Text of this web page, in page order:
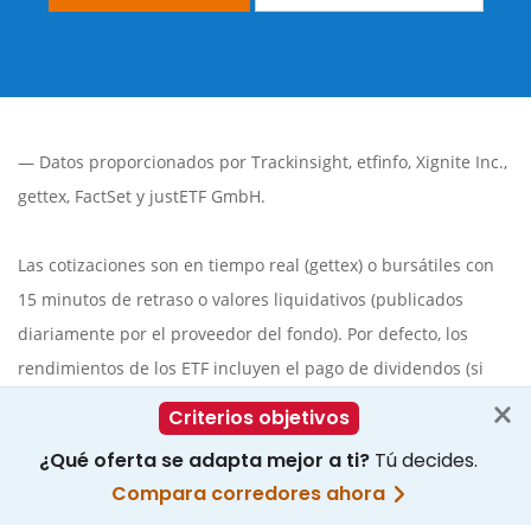
— Datos proporcionados por Trackinsight, etfinfo, Xignite Inc.,
gettex, FactSet y justETF GmbH.
Las cotizaciones son en tiempo real (gettex) o bursátiles con
15 minutos de retraso o valores liquidativos (publicados
diariamente por el proveedor del fondo). Por defecto, los
rendimientos de los ETF incluyen el pago de dividendos (si
procede). No se garantiza la integridad, exactitud y corrección
de la información mostrada.